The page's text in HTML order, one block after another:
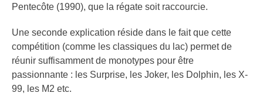
Pentecôte (1990), que la régate soit raccourcie.
Une seconde explication réside dans le fait que cette
compétition (comme les classiques du lac) permet de
réunir suffisamment de monotypes pour être
passionnante : les Surprise, les Joker, les Dolphin, les X-
99, les M2 etc.